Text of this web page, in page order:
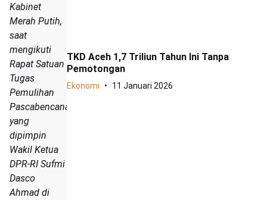
Kabinet
Merah Putih,
saat
mengikuti
Rapat Satuan
Tugas
Pemulihan
Pascabencana
yang
dipimpin
Wakil Ketua
DPR-RI Sufmi
Dasco
Ahmad di
TKD Aceh 1,7 Triliun Tahun Ini Tanpa
Pemotongan
Ekonomi 11 Januari 2026